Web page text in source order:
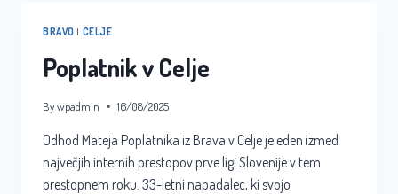
BRAVO | CELJE
Poplatnik v Celje
Bywpadmin 16/08/2025
Odhod Mateja Poplatnika iz Brava v Celje je eden izmed
največjih internih prestopov prve ligi Slovenije v tem
prestopnem roku. 33-letni napadalec, ki svojo